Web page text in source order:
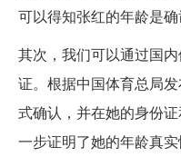
可以得知张红的年龄是确
其次，我们可以通过国
证。根据中国体育总局
式确认，并在她的身份
一步证明了她的年龄真实